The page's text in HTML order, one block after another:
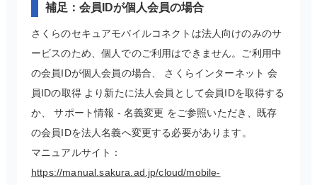
補足：会員IDが個人会員の場合
さくらのセキュアモバイルコネクトは法人向けのみのサ
ービスのため、個人でのご利用はできません。ご利用中
の会員IDが個人会員の場合、 さくらインターネット 会
員IDの取得 より新たに法人会員として会員IDを取得する
か、 サポート情報 - 名義変更 をご参照いただき、既存
の会員IDを法人名義へ変更する必要があります。
マニュアルサイト：
https://manual.sakura.ad.jp/cloud/mobile-